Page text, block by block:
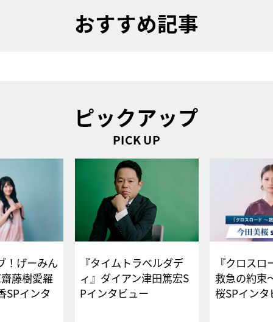
おすすめ記事
ピックアップ
PICK UP
！げーみん
藤樹愛羅
SPインタ
『タイムトラベルダデ
ィ』ダイアン津田篤宏S
Pインタビュー
『クロス
救急の約束
桜SPイ